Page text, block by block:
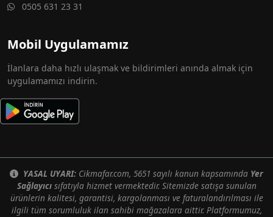
0505 631 23 31
Mobil Uygulamamız
İlanlara daha hızlı ulaşmak ve bildirimleri anında almak için
uygulamamızı indirin.
YASAL UYARI: Cikmafar.com, 5651 sayılı kanun kapsamında Yer
Sağlayıcısıfatıyla hizmet vermektedir. Sitemizde satışa sunulan
ürünlerin kalitesi, garantisi, kargolanması ve faturalandırılması ile
ilgili tüm sorumluluk ilan sahibi mağazalara aittir. Platformumuz,